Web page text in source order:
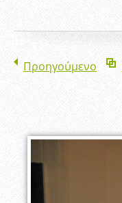
Προηγούμενο